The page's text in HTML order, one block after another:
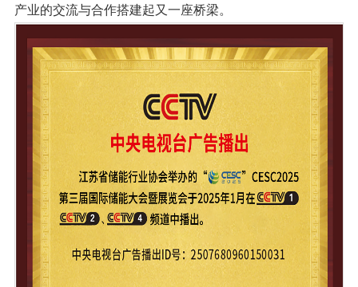
产业的交流与合作搭建起又一座桥梁。